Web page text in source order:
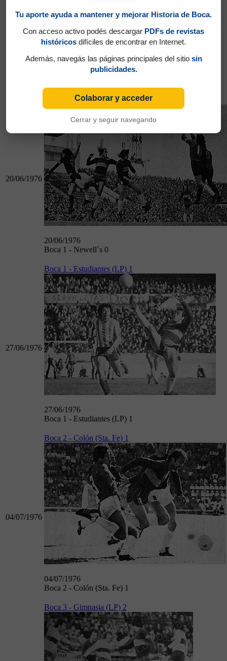
20/06/1976
Boca 1 - Newell´s 0
20/06/1976
Boca 1 - Newell´s 0
27/06/1976
Boca 1 - Estudiantes (LP) 1
27/06/1976
Boca 1 - Estudiantes (LP) 1
04/07/1976
Boca 2 - Colón (Sta. Fe) 1
04/07/1976
Boca 2 - Colón (Sta. Fe) 1
Boca 3 - Gimnasia (LP) 2
Tu aporte ayuda a mantener y mejorar Historia de Boca.
Con acceso activo podés descargar PDFs de revistas
históricos difíciles de encontrar en Internet.
Además, navegás las páginas principales del sitio sin
publicidades.
Colaborar y acceder
Cerrar y seguir navegando